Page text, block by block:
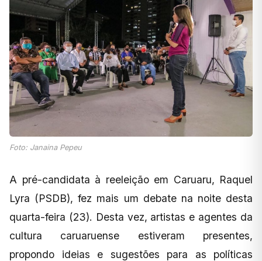
Foto: Janaina Pepeu
A pré-candidata à reeleição em Caruaru, Raquel
Lyra (PSDB), fez mais um debate na noite desta
quarta-feira (23). Desta vez, artistas e agentes da
cultura caruaruense estiveram presentes,
propondo ideias e sugestões para as políticas